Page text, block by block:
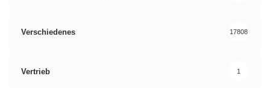
Verschiedenes 17808
Vertrieb 1